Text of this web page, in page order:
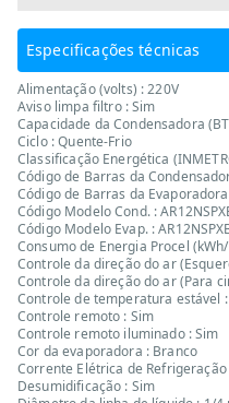
Especificações técnicas
Alimentação (volts) : 220V
Aviso limpa filtro : Sim
Capacidade da Condensadora
Ciclo : Quente-Frio
Classificação Energética
Código de Barras da
Código de Barras da
Código Modelo Cond. :
Código Modelo Evap. :
Consumo de Energia Procel
Controle da direção do ar
Controle da direção do ar (Para
Controle de temperatura estável
Controle remoto : Sim
Controle remoto iluminado : Sim
Cor da evaporadora : Branco
Corrente Elétrica de
Desumidificação : Sim